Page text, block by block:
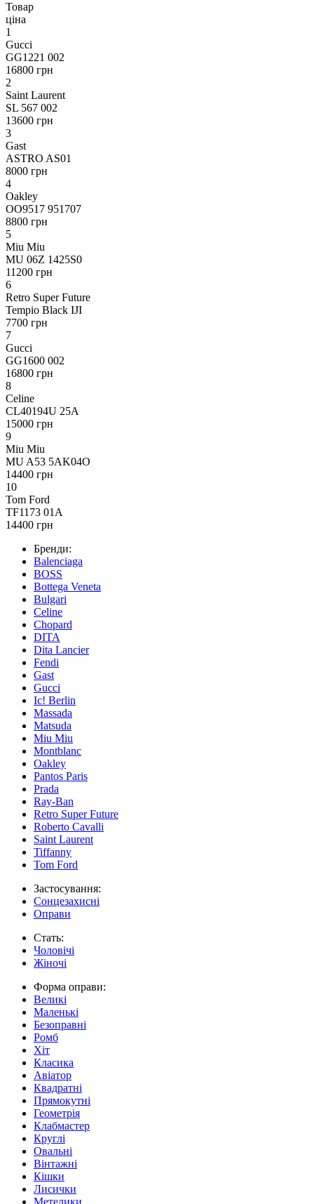
Товар
ціна
1
Gucci
GG1221 002
16800 грн
2
Saint Laurent
SL 567 002
13600 грн
3
Gast
ASTRO AS01
8000 грн
4
Oakley
OO9517 951707
8800 грн
5
Miu Miu
MU 06Z 1425S0
11200 грн
6
Retro Super Future
Tempio Black IJI
7700 грн
7
Gucci
GG1600 002
16800 грн
8
Celine
CL40194U 25A
15000 грн
9
Miu Miu
MU A53 5AK04O
14400 грн
10
Tom Ford
TF1173 01A
14400 грн
Бренди:
Balenciaga
BOSS
Bottega Veneta
Bulgari
Celine
Chopard
DITA
Dita Lancier
Fendi
Gast
Gucci
Ic! Berlin
Massada
Matsuda
Miu Miu
Montblanc
Oakley
Pantos Paris
Prada
Ray-Ban
Retro Super Future
Roberto Cavalli
Saint Laurent
Tiffanny
Tom Ford
Застосування:
Сонцезахисні
Оправи
Стать:
Чоловічі
Жіночі
Форма оправи:
Великі
Маленькі
Безоправні
Ромб
Хіт
Класика
Авіатор
Квадратні
Прямокутні
Геометрія
Клабмастер
Круглі
Овальні
Вінтажні
Кішки
Лисички